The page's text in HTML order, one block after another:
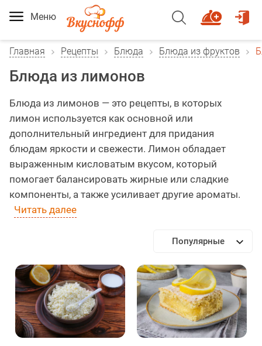
Меню
Главная Рецепты Блюда Блюда из фруктов
Блюда из лимонов
Блюда из лимонов — это рецепты, в которых
лимон используется как основной или
дополнительный ингредиент для придания
блюдам яркости и свежести. Лимон обладает
выраженным кисловатым вкусом, который
помогает балансировать жирные или сладкие
компоненты, а также усиливает другие ароматы.
Читать далее
Популярные